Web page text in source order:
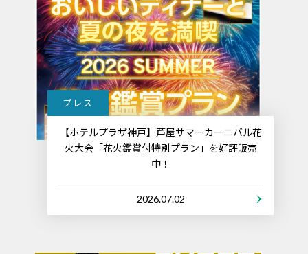
プレス
【ホテルプラザ神戸】芦屋サマーカーニバル花
火大会「花火鑑賞付特別プラン」を好評販売
中！
2026.07.02